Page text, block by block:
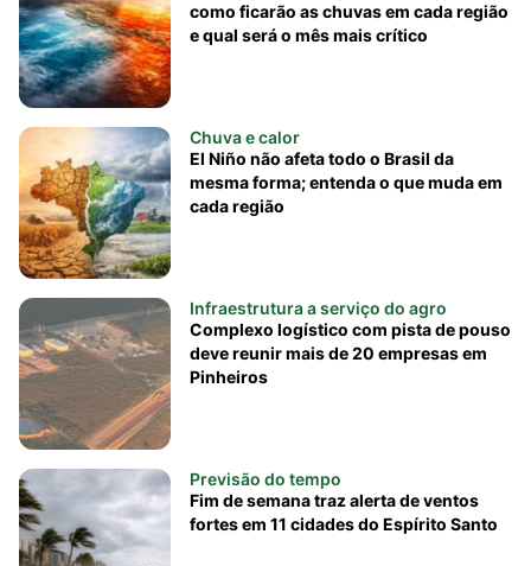
como ficarão as chuvas em cada região
e qual será o mês mais crítico
Chuva e calor
El Niño não afeta todo o Brasil da
mesma forma; entenda o que muda em
cada região
Infraestrutura a serviço do agro
Complexo logístico com pista de pouso
deve reunir mais de 20 empresas em
Pinheiros
Previsão do tempo
Fim de semana traz alerta de ventos
fortes em 11 cidades do Espírito Santo